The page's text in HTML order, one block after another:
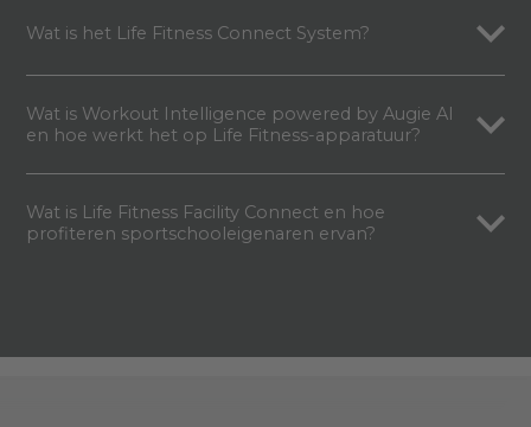
Wat is het Life Fitness Connect System?
Wat is Workout Intelligence powered by Augie AI
en hoe werkt het op Life Fitness-apparatuur?
Wat is Life Fitness Facility Connect en hoe
profiteren sportschooleigenaren ervan?